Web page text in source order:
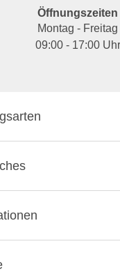
Öffnungszeiten
Montag - Freitag
09:00 - 17:00 Uhr